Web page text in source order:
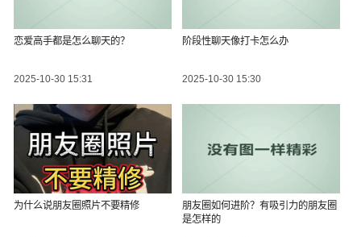
恋爱高手都是怎么聊天的？
2025-10-30 15:31
阶段性聊天像打卡怎么办
2025-10-30 15:30
为什么说朋友圈照片不要精修
朋友圈如何进阶？有吸引力的朋友圈
是怎样的